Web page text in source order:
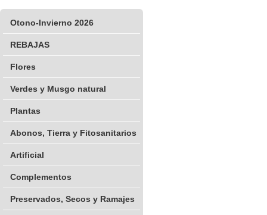
Otono-Invierno 2026
REBAJAS
Flores
Verdes y Musgo natural
Plantas
Abonos, Tierra y Fitosanitarios
Artificial
Complementos
Preservados, Secos y Ramajes